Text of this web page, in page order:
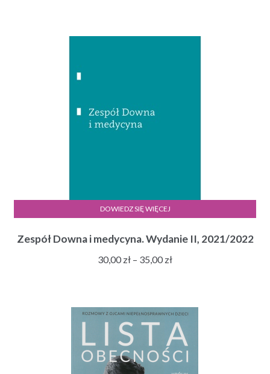
Zespół Downa i medycyna. Wydanie II, 2021/2022
30,00 zł – 35,00 złZakres
do
35,00 zł
DOWIEDZ SIĘ WIĘCEJ